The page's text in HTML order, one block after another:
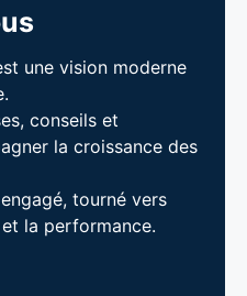
une vision moderne
conseils et
la croissance des
tourné vers
la performance.